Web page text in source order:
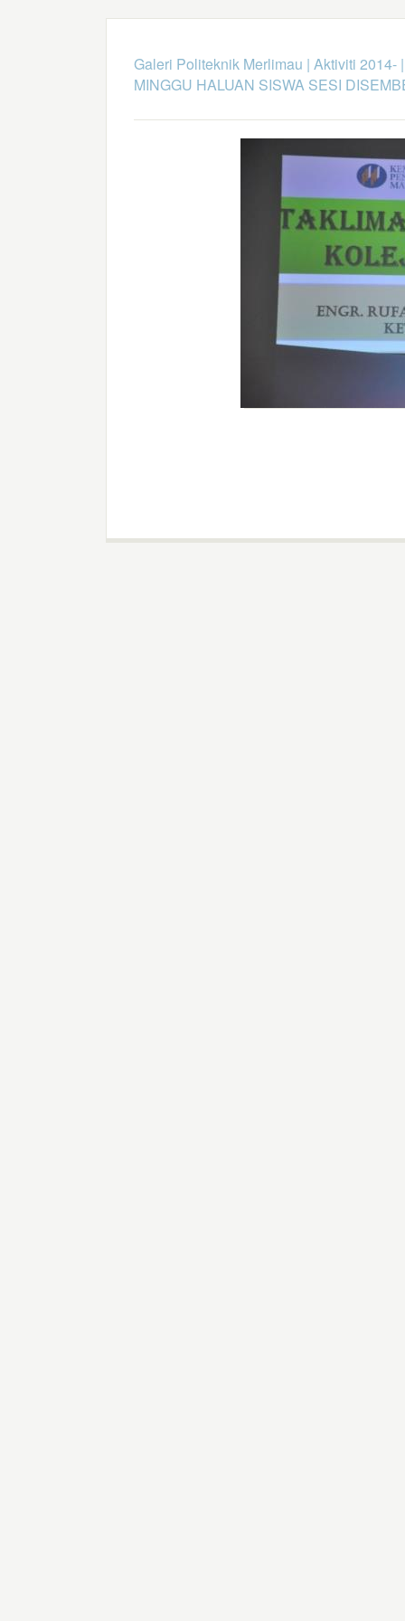
Galeri Politeknik Merlimau | Aktiviti 2014-
MINGGU HALUAN SISWA SESI